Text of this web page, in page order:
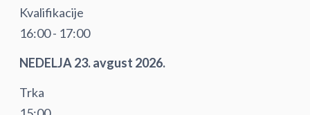
Kvalifikacije
16:00 - 17:00
NEDELJA 23. avgust 2026.
Trka